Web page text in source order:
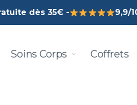
dès 35€ - 9,9/
Soins Corps Coffrets